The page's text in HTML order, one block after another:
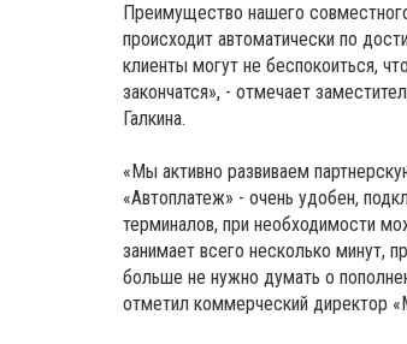
Преимущество нашего
происходит автоматически по
клиенты могут не беспокоиться,
закончатся», - отмечает
Галкина.
«Мы активно развиваем
«Автоплатеж» - очень удобен,
терминалов, при необходимости
занимает всего несколько минут,
больше не нужно думать о
отметил коммерческий директор